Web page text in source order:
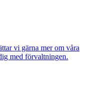
vi gärna mer om våra
med förvaltningen.